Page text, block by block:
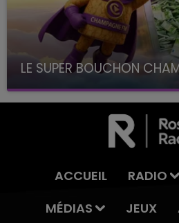
LE SUPER BOUCHON
avec La Famille Champagne
ACCUEIL RADIO
MÉDIAS
JEUX